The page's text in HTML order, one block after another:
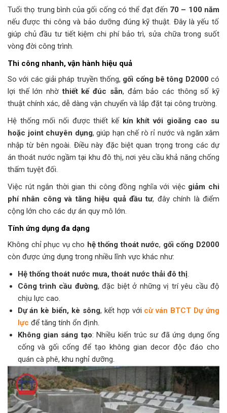
Tuổi thọ trung bình của gối cống có thể đạt đến 70 – 100 năm
nếu được thi công và bảo dưỡng đúng kỹ thuật. Đây là yếu tố
giúp chủ đầu tư tiết kiệm chi phí bảo trì, sửa chữa trong suốt
vòng đời công trình.
Thi công nhanh, vận hành hiệu quả
So với các giải pháp truyền thống, gối cống bê tông D2000 có
lợi thế lớn nhờthiết kế đúc sẵn, đảm bảo các thông số kỹ
thuật chính xác, dễ dàng vận chuyển và lắp đặt tại công trường.
Hệ thống mối nối được thiết kế kín khít với gioăng cao su
hoặc joint chuyên dụng, giúp hạn chế rò rỉ nước và ngăn xâm
nhập từ bên ngoài. Điều này đặc biệt quan trọng trong các dự
án thoát nước ngầm tại khu đô thị, nơi yêu cầu khả năng chống
thấm tuyệt đối.
Việc rút ngắn thời gian thi công đồng nghĩa với việc giảm chi
phí nhân công và tăng hiệu quả đầu tư, đây chính là điểm
cộng lớn cho các dự án quy mô lớn.
Tính ứng dụng đa dạng
Không chỉ phục vụ cho hệ thống thoát nước, gối cống D2000
còn được ứng dụng trong nhiều lĩnh vực khác như:
Hệ thống thoát nước mưa, thoát nước thải đô thị.
Công trình cầu đường, đặc biệt ở những vị trí yêu cầu độ
chịu lực cao.
Dự án kè biển, kè sông, kết hợp với cừ ván BTCT Dự ứng
lực để tăng tính ổn định.
Không gian sáng tạo: Nhiều kiến trúc sư đã ứng dụng ống
cống và gối cống để tạo không gian decor độc đáo cho
quán cà phê, khu nghỉ dưỡng.